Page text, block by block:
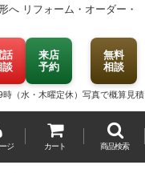
へ リフォーム・オーダー・
話
談
来店
予約
時（水・木曜定休）
無料
相談
写真で概算見積
ジ カート 商品検索